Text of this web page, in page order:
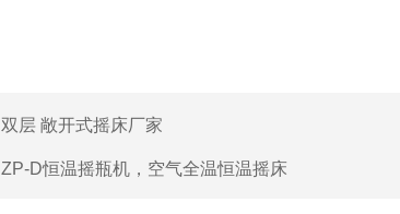
双层 敞开式摇床厂家
ZP-D恒温摇瓶机，空气全温恒温摇床